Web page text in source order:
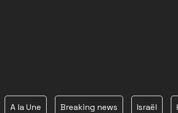
A la Une Breaking news Israël